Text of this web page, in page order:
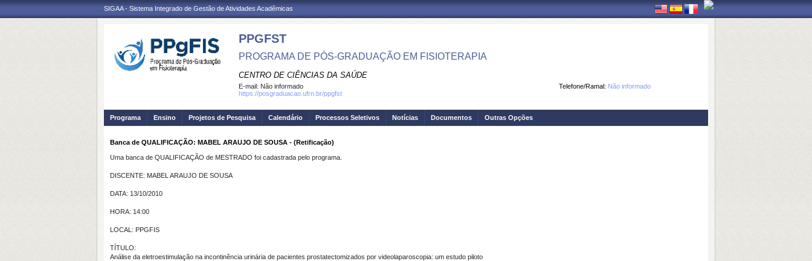
SIGAA - Sistema Integrado de Gestão de Atividades Acadêmicas
PPGFST
PROGRAMA DE PÓS-GRADUAÇÃO EM FISIOTERAPIA
CENTRO DE CIÊNCIAS DA SAÚDE
Telefone/Ramal: Não informado
E-mail: Não informado
https://posgraduacao.ufrn.br/ppgfst
Programa Ensino Projetos de Pesquisa Calendário Processos Seletivos Notícias Documentos Outras Opções
Banca de QUALIFICAÇÃO: MABEL ARAUJO DE SOUSA - (Retificação)
Uma banca de QUALIFICAÇÃO de MESTRADO foi cadastrada pelo programa.
DISCENTE: MABEL ARAUJO DE SOUSA
DATA: 13/10/2010
HORA: 14:00
LOCAL: PPGFIS
TÍTULO:
Análise da eletroestimulação na incontinência urinária de pacientes prostatectomizados por videolaparoscopia: um estudo piloto